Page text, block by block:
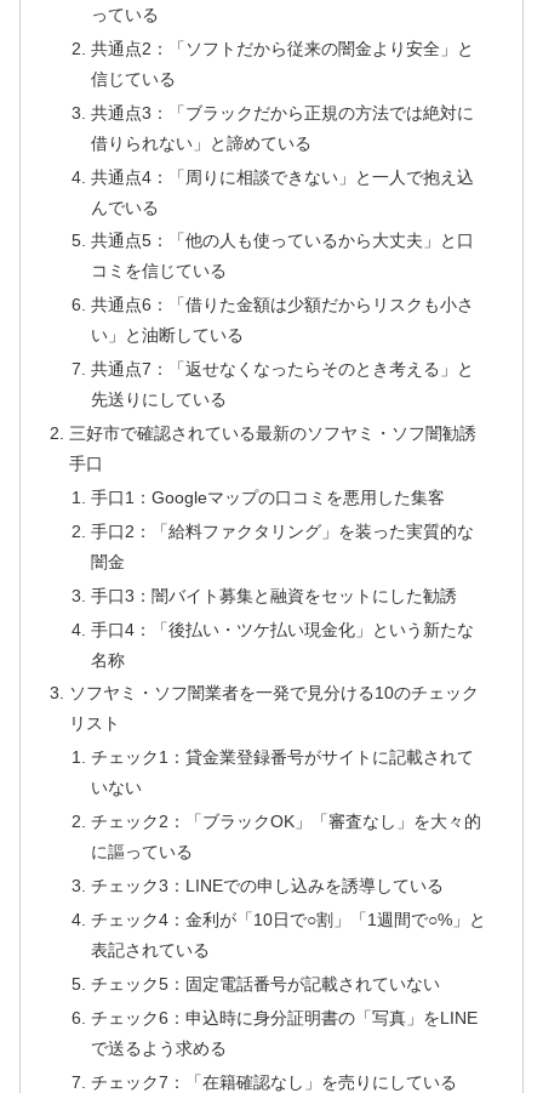
っている
共通点2：「ソフトだから従来の闇金より安全」と
信じている
共通点3：「ブラックだから正規の方法では絶対に
借りられない」と諦めている
共通点4：「周りに相談できない」と一人で抱え込
んでいる
共通点5：「他の人も使っているから大丈夫」と口
コミを信じている
共通点6：「借りた金額は少額だからリスクも小さ
い」と油断している
共通点7：「返せなくなったらそのとき考える」と
先送りにしている
三好市で確認されている最新のソフヤミ・ソフ闇勧誘
手口
手口1：Googleマップの口コミを悪用した集客
手口2：「給料ファクタリング」を装った実質的な
闇金
手口3：闇バイト募集と融資をセットにした勧誘
手口4：「後払い・ツケ払い現金化」という新たな
名称
ソフヤミ・ソフ闇業者を一発で見分ける10のチェック
リスト
チェック1：貸金業登録番号がサイトに記載されて
いない
チェック2：「ブラックOK」「審査なし」を大々的
に謳っている
チェック3：LINEでの申し込みを誘導している
チェック4：金利が「10日で○割」「1週間で○%」と
表記されている
チェック5：固定電話番号が記載されていない
チェック6：申込時に身分証明書の「写真」をLINE
で送るよう求める
チェック7：「在籍確認なし」を売りにしている